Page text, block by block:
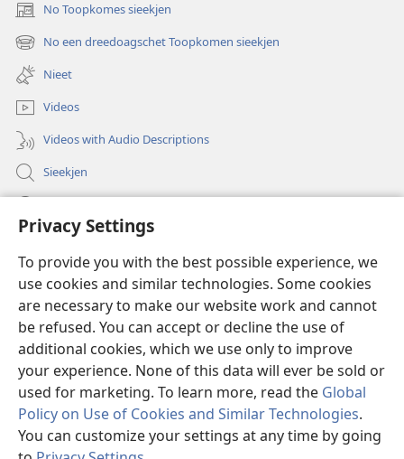
Privacy Settings
To provide you with the best possible experience, we
use cookies and similar technologies. Some cookies
are necessary to make our website work and cannot
be refused. You can accept or decline the use of
additional cookies, which we use only to improve
your experience. None of this data will ever be sold or
used for marketing. To learn more, read the Global
Policy on Use of Cookies and Similar Technologies.
You can customize your settings at any time by going
No Toopkomes sieekjen
(opens
new
window)
No een dreedoagschet Toopkomen sieekjen
(opens
new
window)
Nieet
Videos
Videos with Audio Descriptions
Sieekjen
(opens
window)Woaktorm ONLINE-BIBLIOTÄKJ™
(opens
new
window)JW Hub ®
(opens
new
window)
Copyright© 2026 Watch Tower Bible and Tract Society of Pennsylvania.
RÄAJLEN UN RECHTLIENJES TOOM DISE SIED BRUCKEN